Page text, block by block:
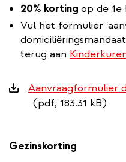
20% korting op de 1e
Vul het formulier
terug aan
Downloads
Aanvraagformulier
(pdf, 183.31 kB)
Gezinskorting